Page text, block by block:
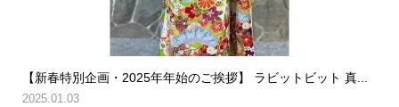
【新春特別企画・2025年年始のご挨拶】 ラビットビット 真...
2025.01.03